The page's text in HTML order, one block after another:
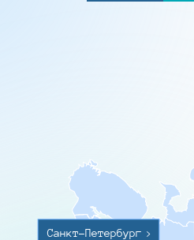
Санкт-Петербург >